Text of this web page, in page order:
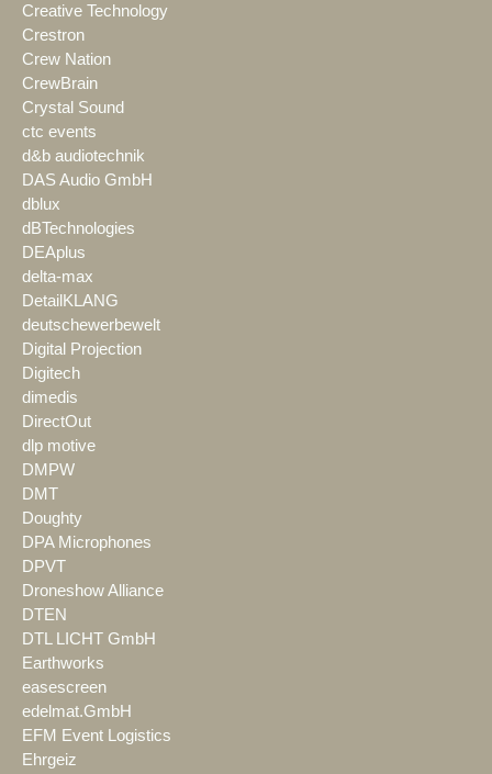
Creative Technology
Crestron
Crew Nation
CrewBrain
Crystal Sound
ctc events
d&b audiotechnik
DAS Audio GmbH
dblux
dBTechnologies
DEAplus
delta-max
DetailKLANG
deutschewerbewelt
Digital Projection
Digitech
dimedis
DirectOut
dlp motive
DMPW
DMT
Doughty
DPA Microphones
DPVT
Droneshow Alliance
DTEN
DTL LICHT GmbH
Earthworks
easescreen
edelmat.GmbH
EFM Event Logistics
Ehrgeiz